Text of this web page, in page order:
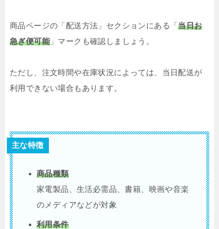
商品ページの「配送方法」セクションにある「当日お
急ぎ便可能」マークも確認しましょう。
ただし、注文時間や在庫状況によっては、当日配送が
利用できない場合もあります。
主な特徴
商品種類
家電製品、生活必需品、書籍、映画や音楽
のメディアなどが対象
利用条件